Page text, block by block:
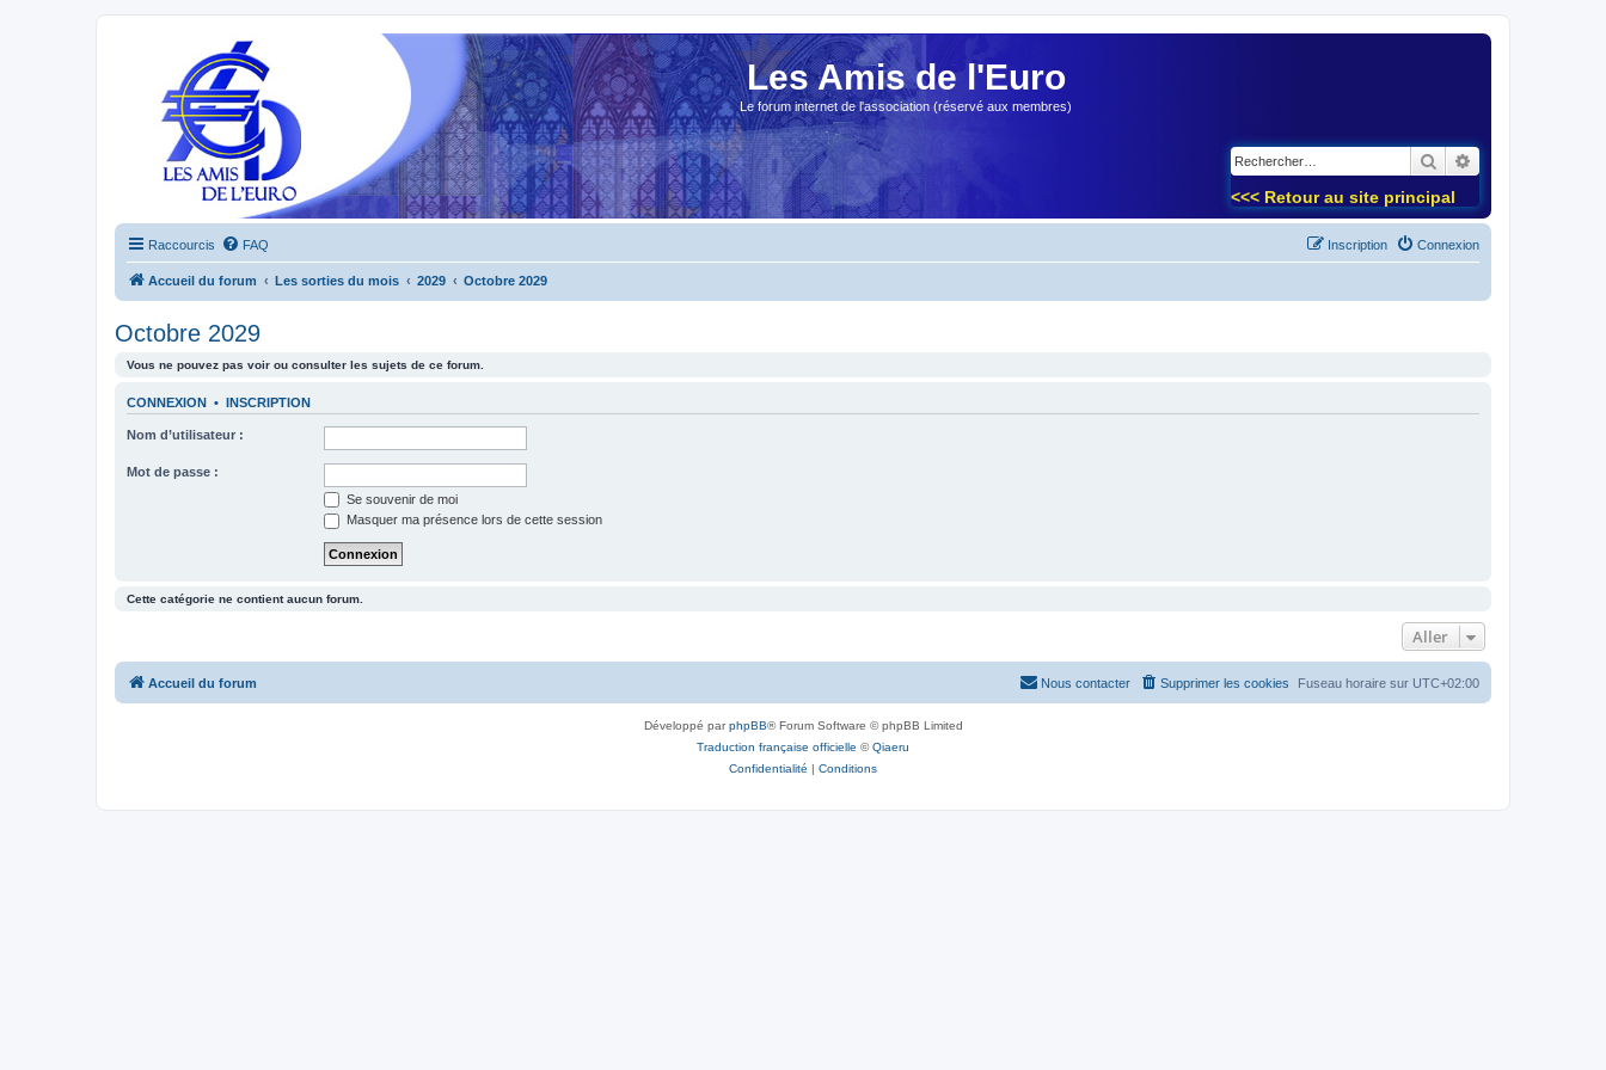
Les Amis de l'Euro
Le forum internet de l'association (réservé aux membres)
Rechercher
<<< Retour au site principal
Raccourcis FAQ Connexion
Inscription
Accueil du forum Les sorties du mois 2029 Octobre 2029
Octobre 2029
Vous ne pouvez pas voir ou consulter les sujets de ce forum.
CONNEXION • INSCRIPTION
Nom d’utilisateur :
Mot de passe :
Se souvenir de moi
Masquer ma présence lors de cette session
Cette catégorie ne contient aucun forum.
Aller
Accueil du forum Fuseau horaire sur UTC+02:00
Supprimer les cookies
Nous contacter
Développé parphpBB® Forum Software © phpBB Limited
Traduction française officielle ©Qiaeru
Confidentialité | Conditions